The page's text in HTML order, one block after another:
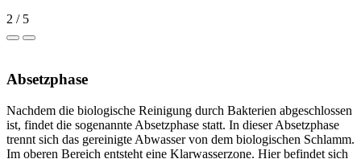
2 / 5
Absetzphase
Nachdem die biologische Reinigung durch Bakterien abgeschlossen
ist, findet die sogenannte Absetzphase statt. In dieser Absetzphase
trennt sich das gereinigte Abwasser von dem biologischen Schlamm.
Im oberen Bereich entsteht eine Klarwasserzone. Hier befindet sich